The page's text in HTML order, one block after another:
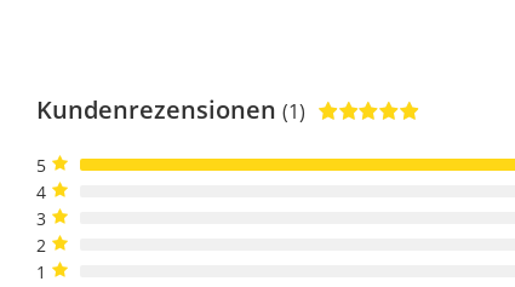
Kundenrezensionen (1)
5
4
3
2
1